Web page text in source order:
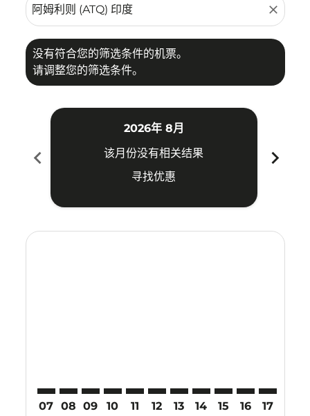
close
没有符合您的筛选条件的机票。
请调整您的筛选条件。
chevron_left
2026年 8月
该月份没有相关结果
寻找优惠
chevron_right
07 08 09 10 11 12 13 14 15 16 17